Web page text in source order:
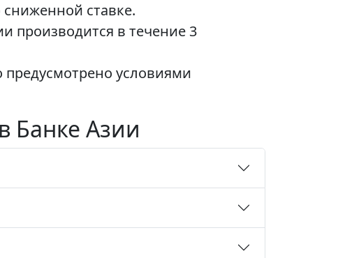
ставке.
производится в течение 3
условиями
Банке Азии